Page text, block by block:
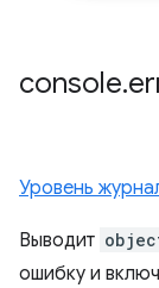
console.
Уровень
Выводит
ошибку и